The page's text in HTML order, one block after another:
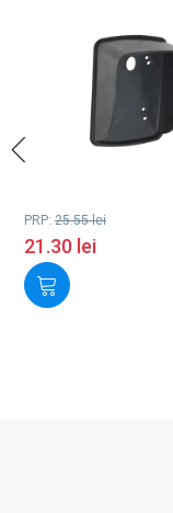
PRP: 25.55lei
21.30 lei